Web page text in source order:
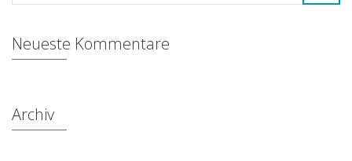
Neueste Kommentare
Archiv